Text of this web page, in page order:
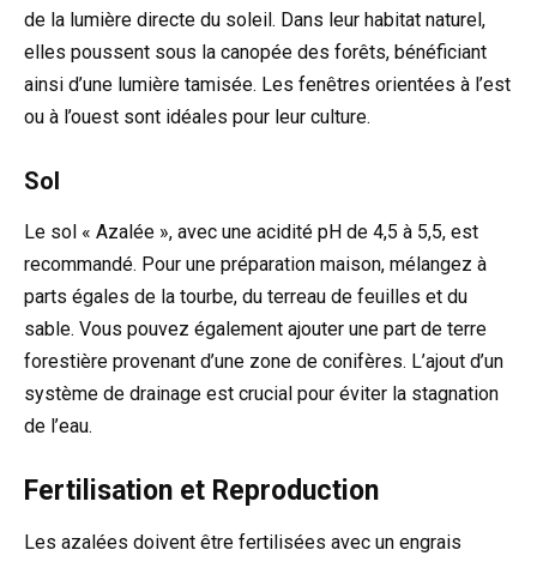
de la lumière directe du soleil. Dans leur habitat naturel,
elles poussent sous la canopée des forêts, bénéficiant
ainsi d’une lumière tamisée. Les fenêtres orientées à l’est
ou à l’ouest sont idéales pour leur culture.
Sol
Le sol « Azalée », avec une acidité pH de 4,5 à 5,5, est
recommandé. Pour une préparation maison, mélangez à
parts égales de la tourbe, du terreau de feuilles et du
sable. Vous pouvez également ajouter une part de terre
forestière provenant d’une zone de conifères. L’ajout d’un
système de drainage est crucial pour éviter la stagnation
de l’eau.
Fertilisation et Reproduction
Les azalées doivent être fertilisées avec un engrais